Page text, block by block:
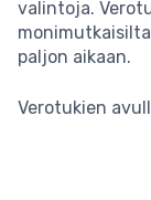
valintoja.
paljon aikaan.
Verotukien